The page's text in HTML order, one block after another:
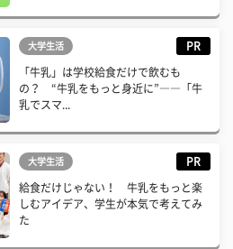
大学生活 PR
「牛乳」は学校給食だけで飲むも
の？ “牛乳をもっと身近に”――「牛
乳でスマ...
大学生活 PR
給食だけじゃない！ 牛乳をもっと楽
しむアイデア、学生が本気で考えてみ
た